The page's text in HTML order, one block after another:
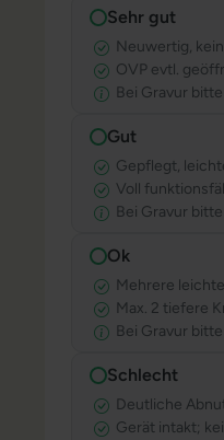
Sehr gut
Neuwertig,
OVP evtl.
Bei Gravur
Gut
Gepflegt,
Voll
Bei Gravur
Ok
Mehrere
Max. 2 tiefere
Bei Gravur
Schlecht
Deutliche
Gerät intakt;